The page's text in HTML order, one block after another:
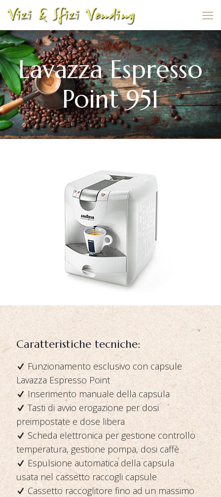
Lavazza Espresso
Point 951
Caratteristiche tecniche:
Funzionamento esclusivo con capsule
Lavazza Espresso Point
Inserimento manuale della capsula
Tasti di avvio erogazione per dosi
preimpostate e dose libera
Scheda elettronica per gestione controllo
temperatura, gestione pompa, dosi caffè
Espulsione automatica della capsula
usata nel cassetto raccogli capsule
Cassetto raccoglitore fino ad un massimo